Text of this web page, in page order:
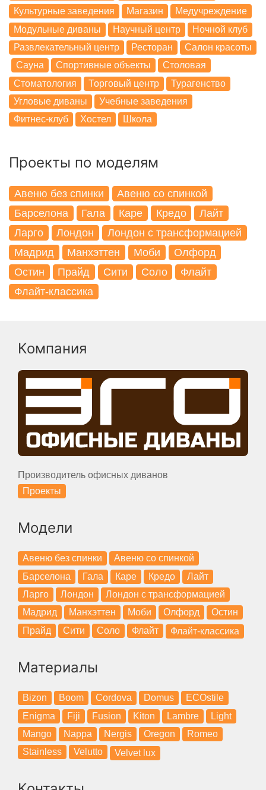
Культурные заведения
Магазин
Медучреждение
Модульные диваны
Научный центр
Ночной клуб
Развлекательный центр
Ресторан
Салон красоты
Сауна
Спортивные объекты
Столовая
Стоматология
Торговый центр
Турагенство
Угловые диваны
Учебные заведения
Фитнес-клуб
Хостел Школа
Проекты по моделям
Авеню без спинки
Авеню со спинкой
Барселона
Гала Каре Кредо
Лайт
Ларго
Лондон
Лондон с трансформацией
Мадрид
Манхэттен Моби
Олфорд
Остин
Прайд Сити Соло
Флайт
Флайт-классика
Компания
Производитель офисных диванов
Проекты
Модели
Авеню без спинки
Авеню со спинкой
Барселона
Гала Каре Кредо
Лайт
Ларго
Лондон
Лондон с трансформацией
Мадрид
Манхэттен Моби Олфорд
Остин
Прайд
Сити Соло Флайт Флайт-классика
Материалы
Bizon Boom Cordova Domus
ECOstile
Enigma
Fiji Fusion Kiton Lambre
Light
Mango
Nappa Nergis Oregon
Romeo
Stainless
Velutto Velvet lux